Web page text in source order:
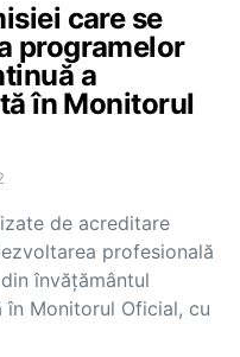
care se
programelor
a
în Monitorul
de acreditare
profesională
învățământul
Monitorul Oficial, cu